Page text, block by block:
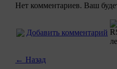
Нет комментариев. Ваш
Добавить комментарий
← Назад